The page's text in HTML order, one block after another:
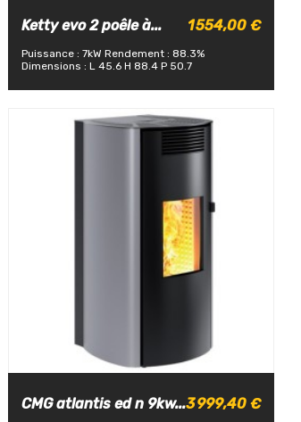
Ketty evo 2 poêle à... 1 554,00 €
Puissance : 7kW Rendement : 88.3%
Dimensions : L 45.6 H 88.4 P 50.7
CMG atlantis ed n 9kw...3 999,40 €